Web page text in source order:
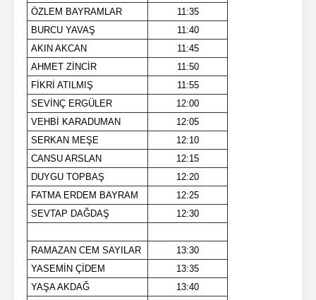
ÖZLEM BAYRAMLAR
11:35
BURCU YAVAŞ
11:40
AKIN AKCAN
11:45
AHMET ZİNCİR
11:50
FİKRİ ATILMIŞ
11:55
SEVİNÇ ERGÜLER
12:00
VEHBİ KARADUMAN
12:05
SERKAN MEŞE
12:10
CANSU ARSLAN
12:15
DUYGU TOPBAŞ
12:20
FATMA ERDEM BAYRAM
12:25
SEVTAP DAĞDAŞ
12:30
RAMAZAN CEM SAYILAR
13:30
YASEMİN ÇİDEM
13:35
YAŞA AKDAĞ
13:40